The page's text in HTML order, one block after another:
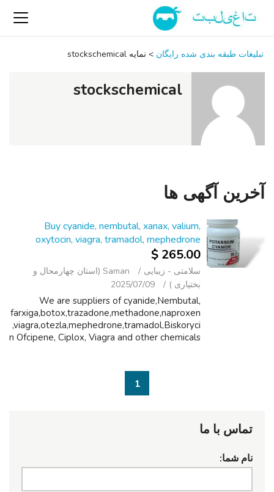
تبلیغات طبقه بندی شده رایگان > نمایه stockschemical
stockschemical
آخرین آگهی ها
Buy cyanide, nembutal, xanax, valium,
oxytocin, viagra, tramadol, mephedrone
265.00 $
سلامتی - زیبایی
Saman (استان چهارمحال و
بختیاری )
2025/07/09
We are suppliers of cyanide,Nembutal,
farxiga,botox,trazadone,methadone,naproxen
,viagra,otezla,mephedrone,tramadol,Biskoryci
n Ofcipene, Ciplox, Viagra and other chemicals
1
تماس با ما
نام شما: